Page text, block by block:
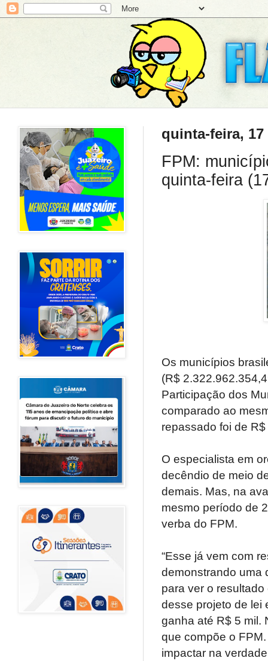
quinta-feira,
FPM:
quinta-feira
Os municípios
(R$
Participação dos
comparado ao
repassado foi de
O especialista em
decêndio de meio
demais. Mas, na
mesmo período de
verba do FPM.
“Esse já vem com
demonstrando uma
para ver o
desse projeto de lei
ganha até R$ 5 mil.
que compõe o
impactar na